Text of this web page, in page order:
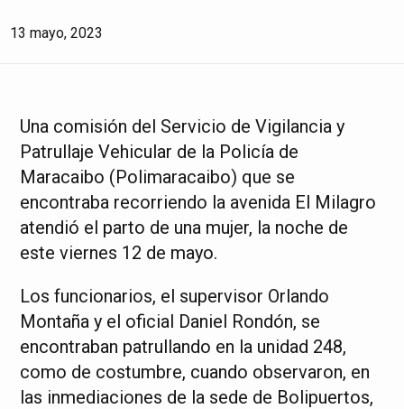
13 mayo, 2023
Una comisión del Servicio de Vigilancia y
Patrullaje Vehicular de la Policía de
Maracaibo (Polimaracaibo) que se
encontraba recorriendo la avenida El Milagro
atendió el parto de una mujer, la noche de
este viernes 12 de mayo.
Los funcionarios, el supervisor Orlando
Montaña y el oficial Daniel Rondón, se
encontraban patrullando en la unidad 248,
como de costumbre, cuando observaron, en
las inmediaciones de la sede de Bolipuertos,